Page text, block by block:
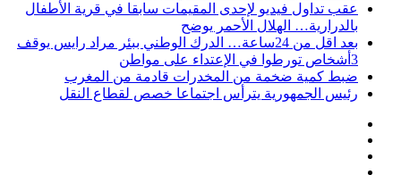
عقب تداول فيديو لإحدى المقيمات سابقا في قرية الأطفال
بالدرارية… الهلال الأحمر يوضح
بعد اقل من 24ساعة… الدرك الوطني ببئر مراد رايس يوقف
3أشخاص تورطوا في الإعتداء على مواطن
ضبط كمية ضخمة من المخدرات قادمة من المغرب
رئيس الجمهورية يترأس اجتماعا خصص لقطاع النقل